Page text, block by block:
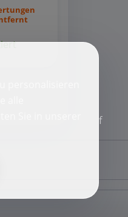
personalisieren
f